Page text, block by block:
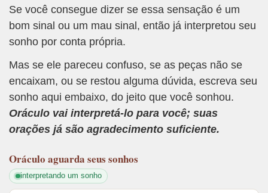
Se você consegue dizer se essa sensação é um
bom sinal ou um mau sinal, então já interpretou seu
sonho por conta própria.
Mas se ele pareceu confuso, se as peças não se
encaixam, ou se restou alguma dúvida, escreva seu
sonho aqui embaixo, do jeito que você sonhou.
Oráculo vai interpretá-lo para você; suas
orações já são agradecimento suficiente.
Oráculo aguarda seus sonhos
interpretando um sonho